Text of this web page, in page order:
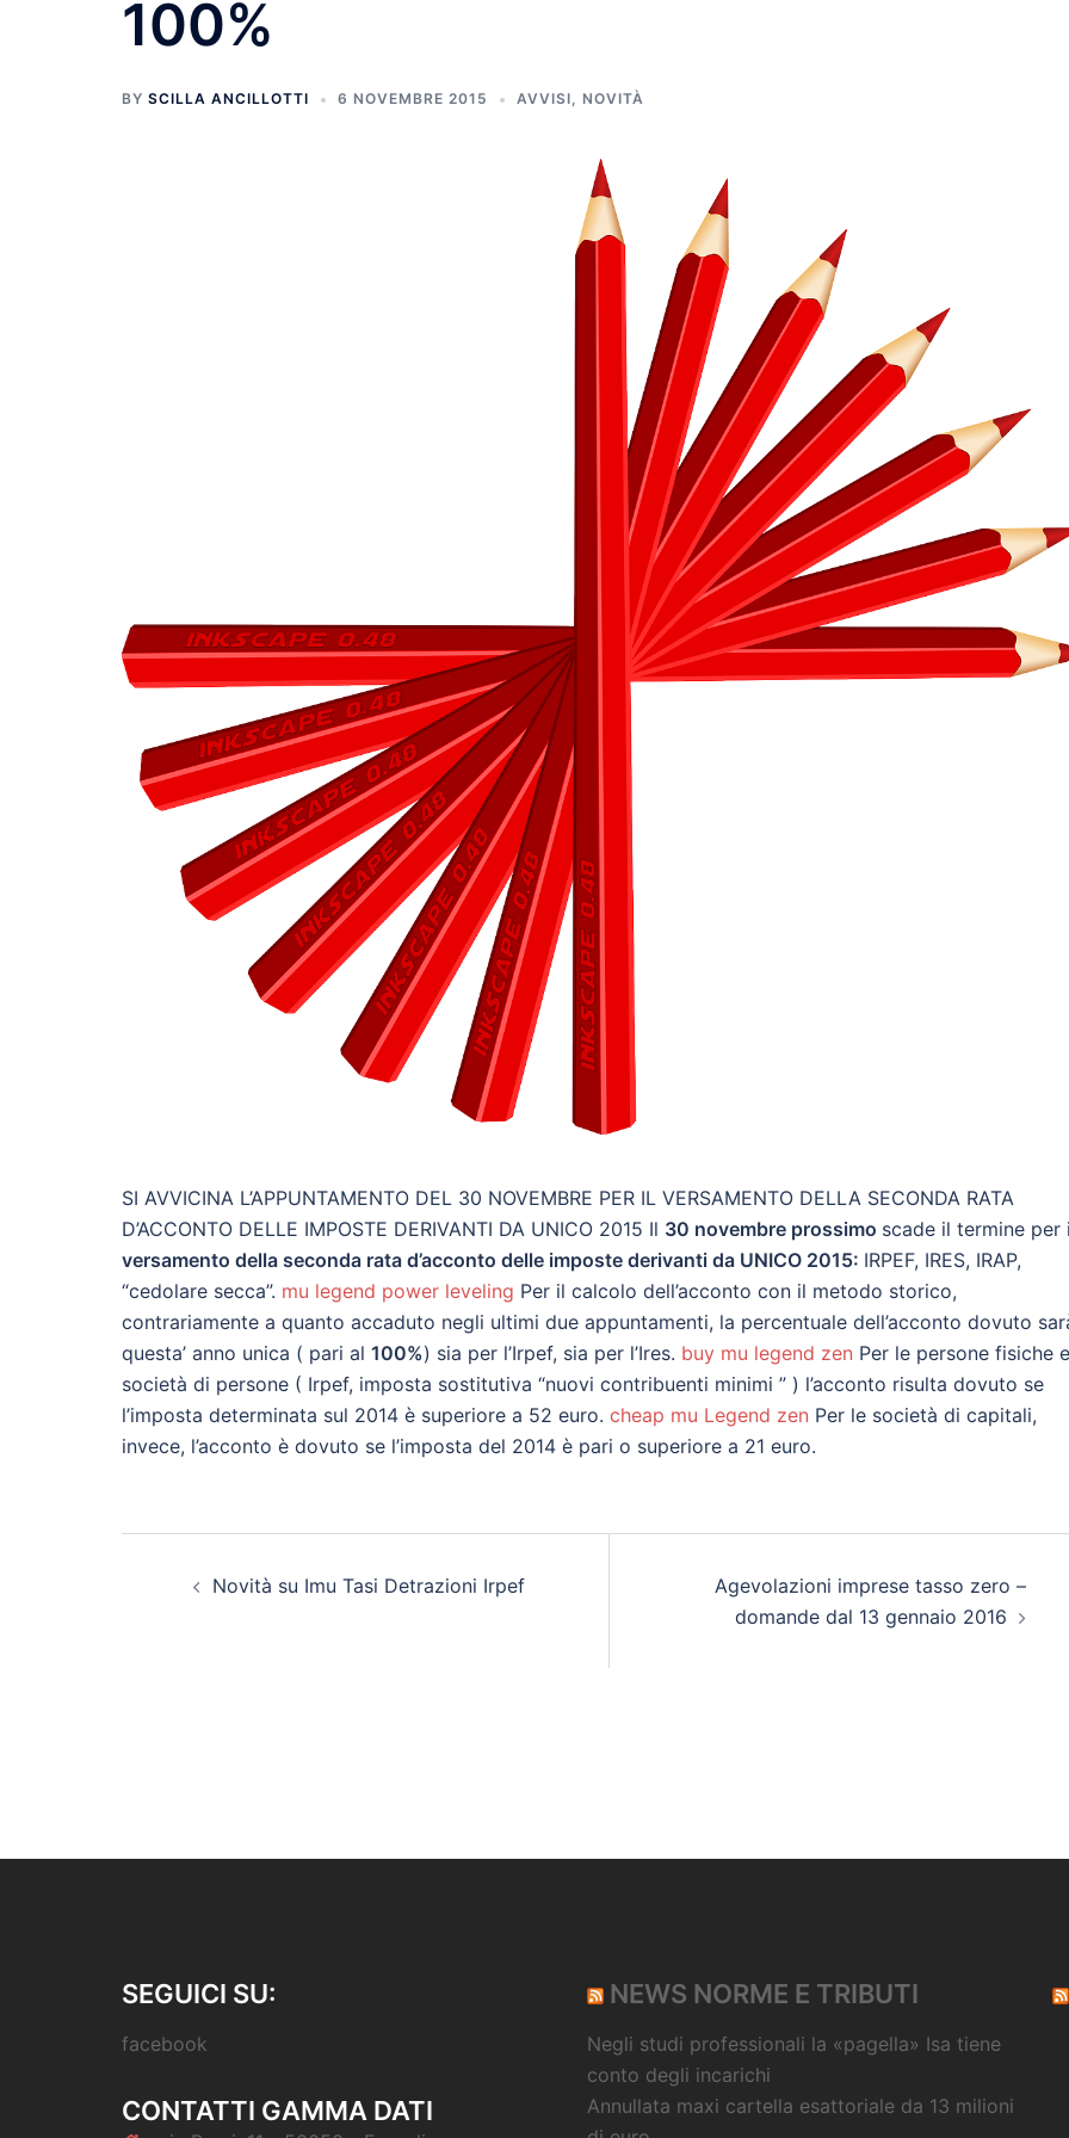
100%
BY SCILLA ANCILLOTTI 6 NOVEMBRE 2015 AVVISI, NOVITÀ
SI AVVICINA L’APPUNTAMENTO DEL 30 NOVEMBRE PER IL VERSAMENTO DELLA SECONDA RATA
D’ACCONTO DELLE IMPOSTE DERIVANTI DA UNICO 2015 Il 30 novembre prossimo scade il termine per
versamento della seconda rata d’acconto delle imposte derivanti da UNICO 2015: IRPEF, IRES, IRAP,
“cedolare secca”. mu legend power leveling Per il calcolo dell’acconto con il metodo storico,
contrariamente a quanto accaduto negli ultimi due appuntamenti, la percentuale dell’acconto dovuto
questa’ anno unica ( pari al 100%) sia per l’Irpef, sia per l’Ires. buy mu legend zen Per le persone fisiche
società di persone ( Irpef, imposta sostitutiva “nuovi contribuenti minimi ” ) l’acconto risulta dovuto se
l’imposta determinata sul 2014 è superiore a 52 euro. cheap mu Legend zen Per le società di capitali,
invece, l’acconto è dovuto se l’imposta del 2014 è pari o superiore a 21 euro.
navigation
Novità su Imu Tasi Detrazioni Irpef
Agevolazioni imprese tasso zero –
domande dal 13 gennaio 2016
SEGUICI SU:
facebook
CONTATTI GAMMA DATI
NEWS NORME E TRIBUTI
Negli studi professionali la «pagella» Isa tiene
conto degli incarichi
Annullata maxi cartella esattoriale da 13 milioni